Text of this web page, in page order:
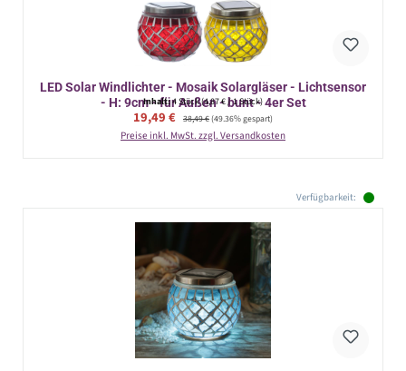
LED Solar Windlichter - Mosaik Solargläser - Lichtsensor
- H: 9cm - für Außen - bunt - 4er Set
Inhalt:4 Stück(4,87 € / 1 Stück)
Verkaufspreis:
19,49 € Regulärer Preis:
38,49 €(49.36% gespart)
Preise inkl. MwSt. zzgl. Versandkosten
Verfügbarkeit: